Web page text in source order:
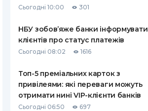
СТРАХУВАННЮ
ВСІ СТРАХОВІ ПОЛІСИ
ВІДГУКИ ПРО СТРАХОВІ
КОМПАНІЇ
Сьогодні 10:00 301
НБУ зобов’яже банки інформувати
клієнтів про статус платежів
Сьогодні 08:02 1616
Топ-5 преміальних карток з
привілеями: які переваги можуть
отримати нині VIP-клієнти банків
Сьогодні 06:50 697